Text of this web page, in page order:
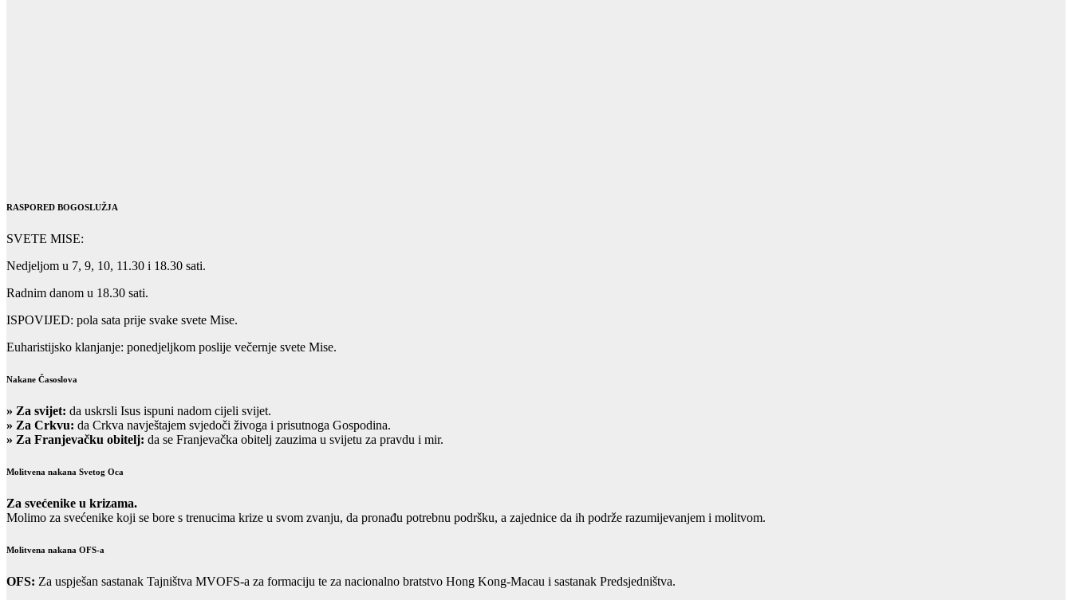
RASPORED BOGOSLUŽJA
SVETE MISE:
Nedjeljom u 7, 9, 10, 11.30 i 18.30 sati.
Radnim danom u 18.30 sati.
ISPOVIJED: pola sata prije svake svete Mise.
Euharistijsko klanjanje: ponedjeljkom poslije večernje svete Mise.
Nakane Časoslova
» Za svijet: da uskrsli Isus ispuni nadom cijeli svijet.
» Za Crkvu: da Crkva navještajem svjedoči živoga i prisutnoga Gospodina.
» Za Franjevačku obitelj: da se Franjevačka obitelj zauzima u svijetu za pravdu i mir.
Molitvena nakana Svetog Oca
Za svećenike u krizama.
Molimo za svećenike koji se bore s trenucima krize u svom zvanju, da pronađu potrebnu podršku, a zajednice da ih podrže razumijevanjem i molitvom.
Molitvena nakana OFS-a
OFS: Za uspješan sastanak Tajništva MVOFS-a za formaciju te za nacionalno bratstvo Hong Kong-Macau i sastanak Predsjedništva.